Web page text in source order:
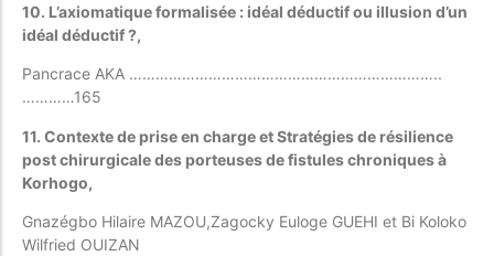
10. L’axiomatique formalisée : idéal déductif ou illusion d’un
idéal déductif ?,
Pancrace AKA ……………………………………………………………..
…………165
11. Contexte de prise en charge et Stratégies de résilience
post chirurgicale des porteuses de fistules chroniques à
Korhogo,
Gnazégbo Hilaire MAZOU,Zagocky Euloge GUEHI et Bi Koloko
Wilfried OUIZAN